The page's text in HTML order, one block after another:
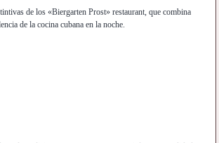
de los «Biergarten Prost» restaurant, que combina
de la cocina cubana en la noche.